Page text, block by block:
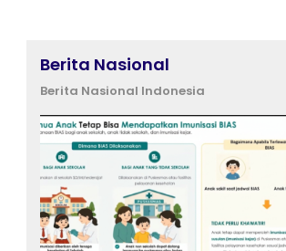
Berita Nasional
Berita Nasional Indonesia